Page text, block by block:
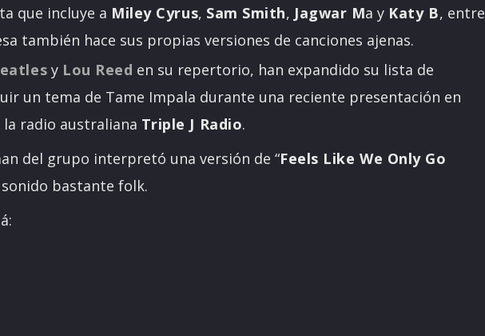
que incluye a Miley Cyrus, Sam Smith, Jagwar Ma y Katy B, entre
también hace sus propias versiones de canciones ajenas.
y Lou Reed en su repertorio, han expandido su lista de
un tema de Tame Impala durante una reciente presentación en
radio australiana Triple J Radio.
del grupo interpretó una versión de “Feels Like We Only Go
sonido bastante folk.